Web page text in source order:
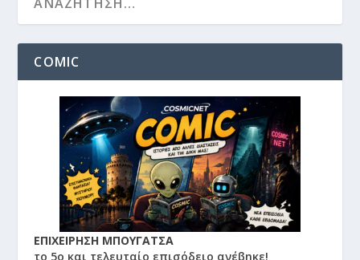
COMIC
ΕΠΙΧΕΙΡΗΣΗ ΜΠΟΥΓΑΤΣΑ
το 5ο και τελευταίο επισόδειο ανέβηκε!